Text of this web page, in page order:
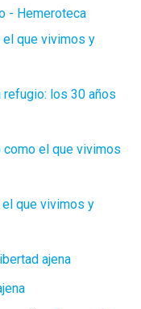
- Hemeroteca
el que vivimos y
refugio: los 30 años
como el que vivimos
el que vivimos y
ajena